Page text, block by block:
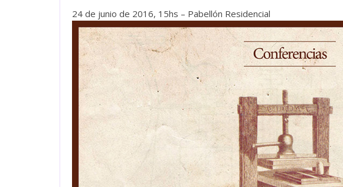
24 de junio de 2016, 15hs – Pabellón Residencial